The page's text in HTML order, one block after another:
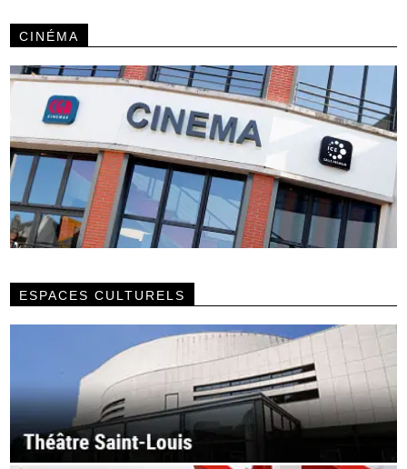
CINÉMA
ESPACES CULTURELS